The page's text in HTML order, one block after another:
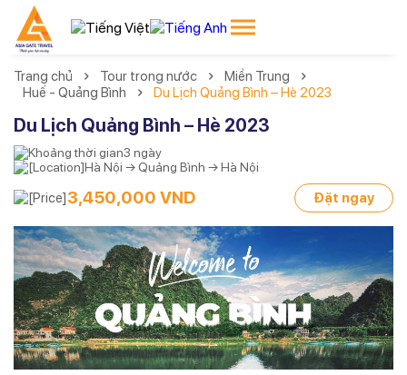
Trang chủ Tour trong nước
Miền Trung
Huế - Quảng Bình
Du Lịch Quảng Bình – Hè 2023
Du Lịch Quảng Bình – Hè 2023
3 ngày
Hà Nội → Quảng Bình → Hà Nội
3,450,000 VND Đặt ngay